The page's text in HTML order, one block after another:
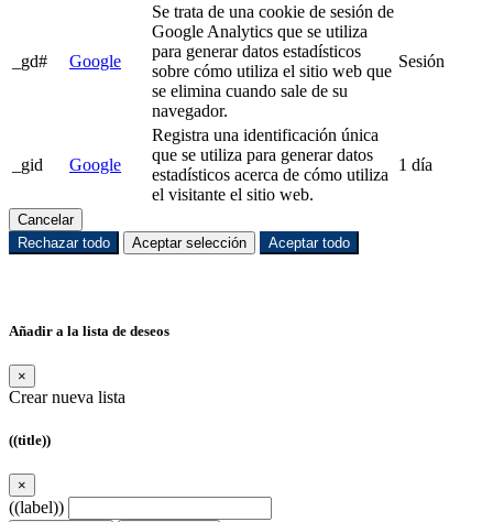
_gd# Google
Se trata de una cookie de sesión de
Google Analytics que se utiliza
para generar datos estadísticos
sobre cómo utiliza el sitio web que
se elimina cuando sale de su
navegador.
Sesión
_gid Google
Registra una identificación única
que se utiliza para generar datos
estadísticos acerca de cómo utiliza
el visitante el sitio web.
1 día
Cancelar
Rechazar todo
Aceptar selección Aceptar todo
Añadir a la lista de deseos
×
Crear nueva lista
((title))
×
((label))